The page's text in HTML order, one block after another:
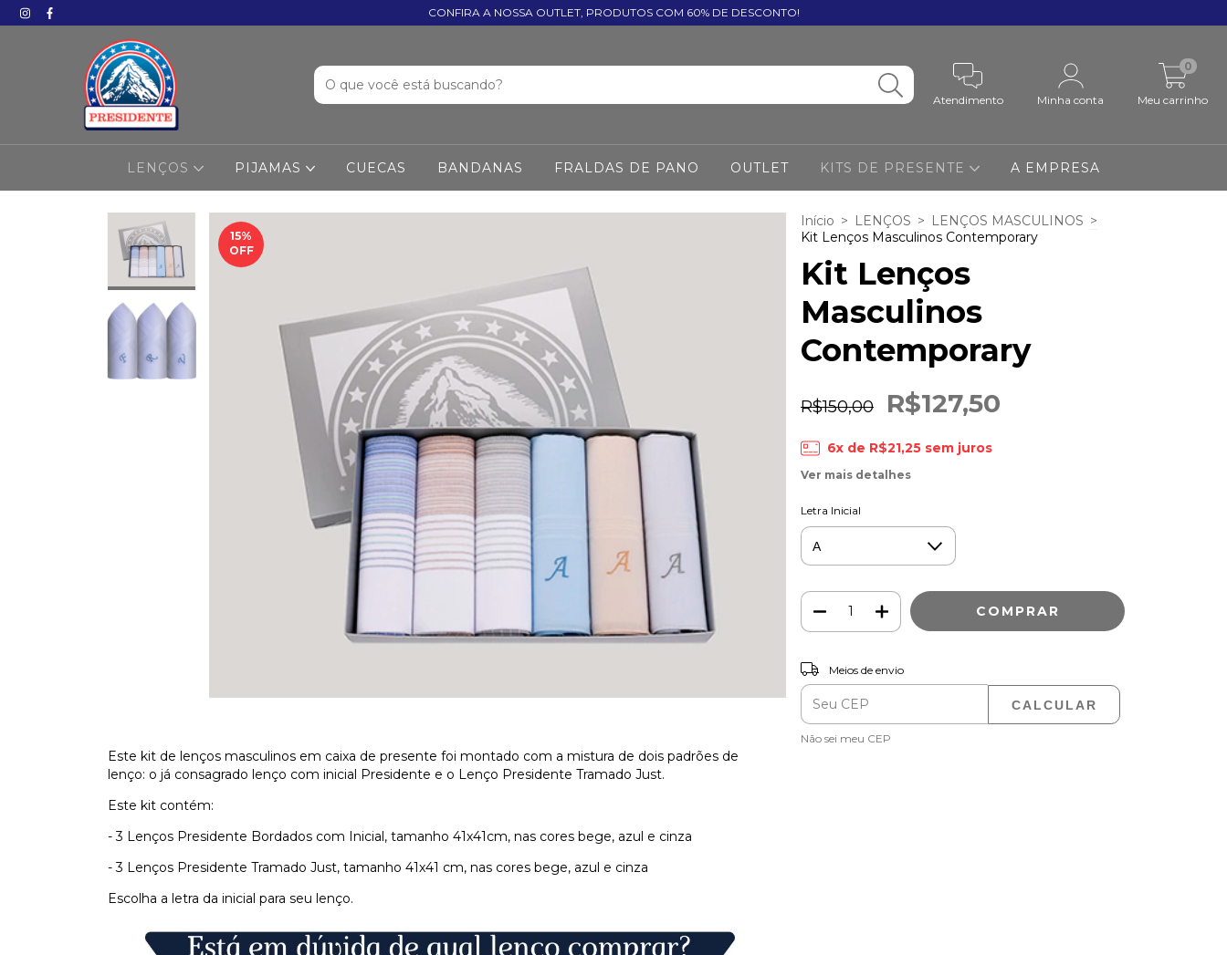
CONFIRA A NOSSA OUTLET, PRODUTOS COM 60% DE DESCONTO!
Atendimento Minha conta Meu carrinho
0
LENÇOS PIJAMAS CUECAS BANDANAS FRALDAS DE PANO OUTLET KITS DE PRESENTE A EMPRESA
15%
OFF
Este kit de lenços masculinos em caixa de presente foi montado com a mistura de dois padrões de
lenço: o já consagrado lenço com inicial Presidente e o Lenço Presidente Tramado Just.
Este kit contém:
- 3 Lenços Presidente Bordados com Inicial, tamanho 41x41cm, nas cores bege, azul e cinza
- 3 Lenços Presidente Tramado Just, tamanho 41x41 cm, nas cores bege, azul e cinza
Escolha a letra da inicial para seu lenço.
Início > LENÇOS > LENÇOS MASCULINOS >
Kit Lenços Masculinos Contemporary
Kit Lenços
Masculinos
Contemporary
R$150,00 R$127,50
6x de R$21,25sem juros
Ver mais detalhes
Letra Inicial
Entregas para o CEP:
Meios de envio
CALCULAR
Não sei meu CEP